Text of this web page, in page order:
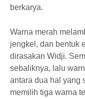
berkarya.
Warna merah
jengkel, dan bentuk
dirasakan Widji.
sebaliknya, lalu
antara dua hal yang
memilih tiga warna